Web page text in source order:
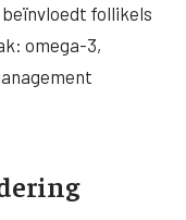
follikels
omega-3,